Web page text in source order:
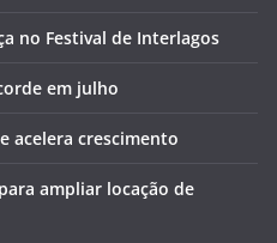
no Festival de Interlagos
em julho
acelera crescimento
ampliar locação de